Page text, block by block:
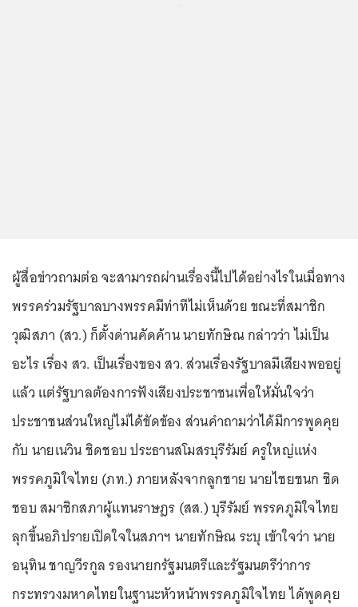
ผู้สื่อข่าวถามต่อ จะสามารถผ่านเรื่องนี้ไปได้อย่างไรในเมื่อทาง
พรรคร่วมรัฐบาลบางพรรคมีท่าทีไม่เห็นด้วย ขณะที่สมาชิก
วุฒิสภา (สว.) ก็ตั้งด่านคัดค้าน นายทักษิณ กล่าวว่า ไม่เป็น
อะไร เรื่อง สว. เป็นเรื่องของ สว. ส่วนเรื่องรัฐบาลมีเสียงพออยู่
แล้ว แต่รัฐบาลต้องการฟังเสียงประชาชนเพื่อให้มั่นใจว่า
ประชาชนส่วนใหญ่ไม่ได้ขัดข้อง ส่วนคำถามว่าได้มีการพูดคุย
กับ นายเนวิน ชิดชอบ ประธานสโมสรบุรีรัมย์ ครูใหญ่แห่ง
พรรคภูมิใจไทย (ภท.) ภายหลังจากลูกชาย นายไชยชนก ชิด
ชอบ สมาชิกสภาผู้แทนราษฎร (สส.) บุรีรัมย์ พรรคภูมิใจไทย
ลุกขึ้นอภิปรายเปิดใจในสภาฯ นายทักษิณ ระบุ เข้าใจว่า นาย
อนุทิน ชาญวีรกูล รองนายกรัฐมนตรีและรัฐมนตรีว่าการ
กระทรวงมหาดไทยในฐานะหัวหน้าพรรคภูมิใจไทย ได้พูดคุย